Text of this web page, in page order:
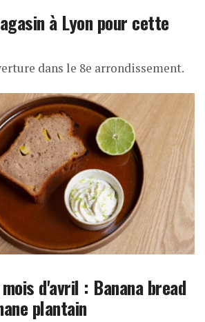
à Lyon pour cette
dans le 8e arrondissement.
d'avril : Banana bread
plantain